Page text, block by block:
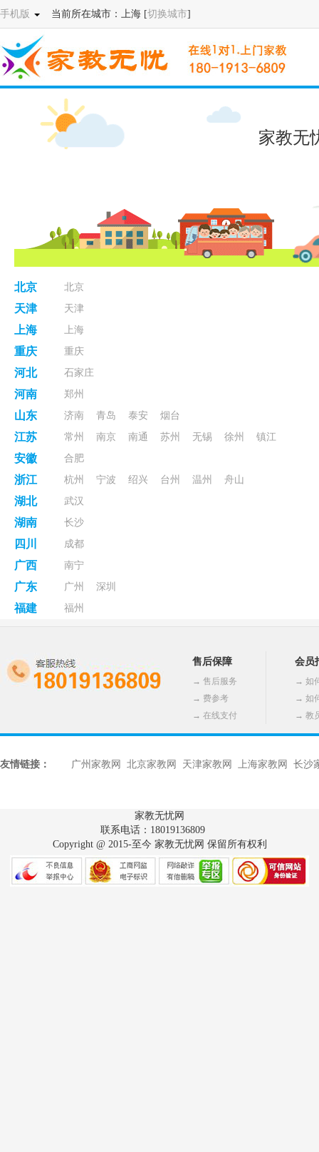
手机版 当前所在城市：上海 [切换城市]
家教无
北京 北京
天津 天津
上海 上海
重庆 重庆
河北 石家庄
河南 郑州
山东 济南 青岛 泰安 烟台
江苏 常州 南京 南通 苏州 无锡 徐州 镇江
安徽 合肥
浙江 杭州 宁波 绍兴 台州 温州 舟山
湖北 武汉
湖南 长沙
四川 成都
广西 南宁
广东 广州 深圳
福建 福州
售后保障
→ 售后服务
→ 费参考
→ 在线支付
会员
→ 如
→ 如
→ 教
友情链接： 广州家教网 北京家教网 天津家教网 上海家教网 长沙
家教无忧网
联系电话：18019136809
Copyright @ 2015-至今 家教无忧网 保留所有权利